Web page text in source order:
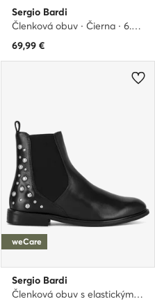
Sergio Bardi
Členková obuv · Čierna · 6.5 cm
69,99 €
weCare
Sergio Bardi
Členková obuv s elastickým prvkom · Čierna